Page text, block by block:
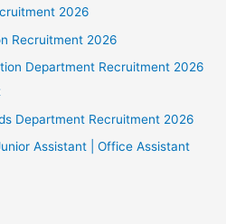
2026
Recruitment 2026
Department Recruitment 2026
Department Recruitment 2026
Assistant | Office Assistant